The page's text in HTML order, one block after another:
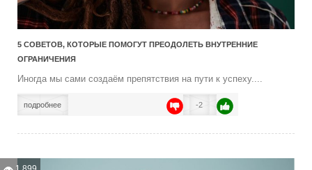
5 СОВЕТОВ, КОТОРЫЕ ПОМОГУТ ПРЕОДОЛЕТЬ ВНУТРЕННИЕ
ОГРАНИЧЕНИЯ
Иногда мы сами создаём препятствия на пути к успеху....
подробнее -2